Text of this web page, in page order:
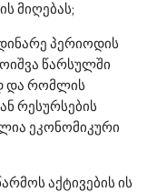
მიღებას;
პერიოდის
წარსულში
და რომლის
რესურსების
ეკონომიკური
აქტივების ის